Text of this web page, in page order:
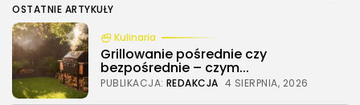
OSTATNIE ARTYKUŁY
Kulinaria
Grillowanie pośrednie czy
bezpośrednie – czym...
PUBLIKACJA: REDAKCJA 4 SIERPNIA, 2026